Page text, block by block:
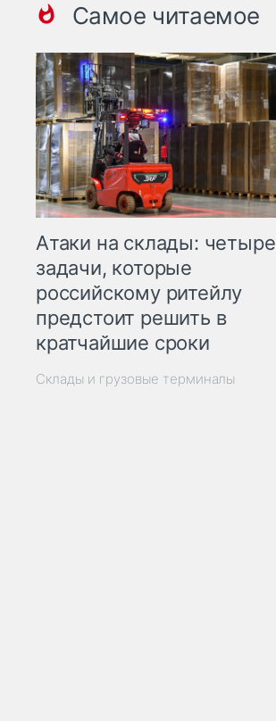
Самое читаемое
Атаки на склады: четыре
задачи, которые
российскому ритейлу
предстоит решить в
кратчайшие сроки
Склады и грузовые терминалы